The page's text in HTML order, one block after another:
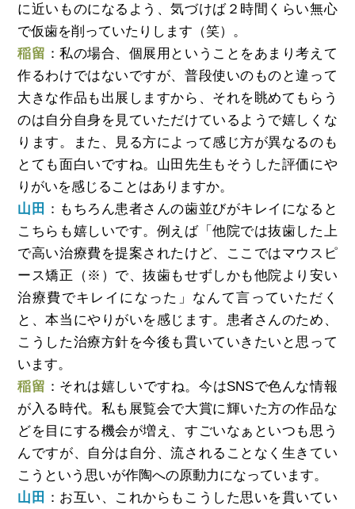
に近いものになるよう、気づけば２時間くらい無心
で仮歯を削っていたりします（笑）。
稲留 ：私の場合、個展用ということをあまり考えて
作るわけではないですが、普段使いのものと違って
大きな作品も出展しますから、それを眺めてもらう
のは自分自身を見ていただけているようで嬉しくな
ります。また、見る方によって感じ方が異なるのも
とても面白いですね。山田先生もそうした評価にや
りがいを感じることはありますか。
山田 ：もちろん患者さんの歯並びがキレイになると
こちらも嬉しいです。例えば「他院では抜歯した上
で高い治療費を提案されたけど、ここではマウスピ
ース矯正（※）で、抜歯もせずしかも他院より安い
治療費でキレイになった」なんて言っていただく
と、本当にやりがいを感じます。患者さんのため、
こうした治療方針を今後も貫いていきたいと思って
います。
稲留 ：それは嬉しいですね。今はSNSで色んな情報
が入る時代。私も展覧会で大賞に輝いた方の作品な
どを目にする機会が増え、すごいなぁといつも思う
んですが、自分は自分、流されることなく生きてい
こうという思いが作陶への原動力になっています。
山田 ：お互い、これからもこうした思いを貫いてい